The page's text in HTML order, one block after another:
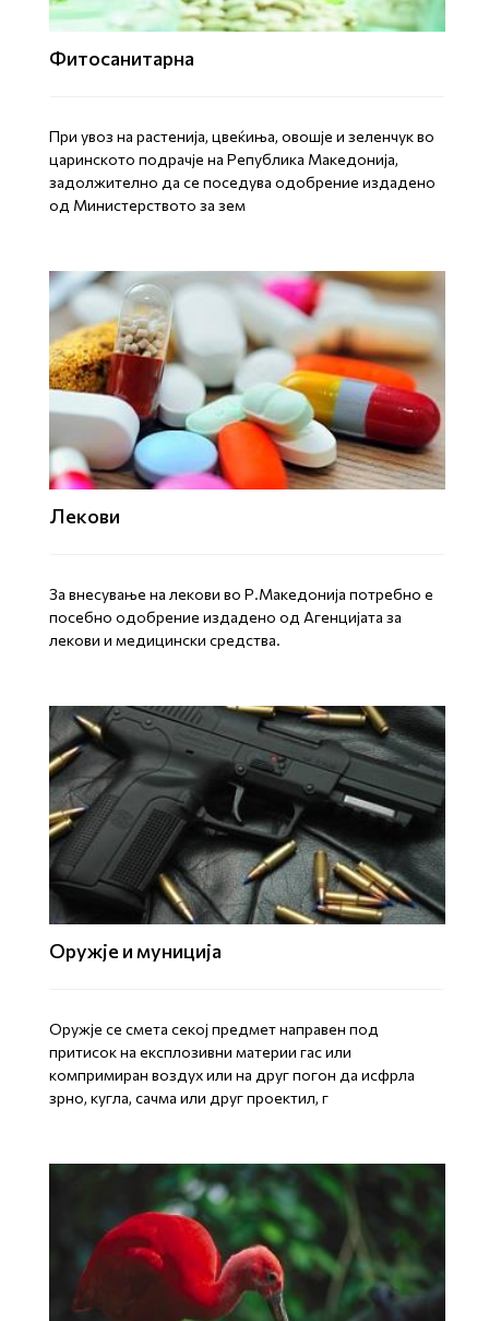
Фитосанитарна
При увоз на растенија, цвеќиња, овошје и зеленчук во
царинското подрачје на Република Македонија,
задолжително да се поседува одобрение издадено
од Министерството за зем
Лекови
За внесување на лекови во Р.Македонија потребно е
посебно одобрение издадено од Агенцијата за
лекови и медицински средства.
Оружје и муниција
Оружје се смета секој предмет направен под
притисок на експлозивни материи гас или
компримиран воздух или на друг погон да исфрла
зрно, кугла, сачма или друг проектил, г